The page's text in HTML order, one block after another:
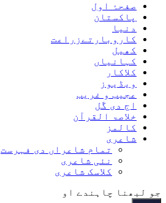
صفحۂ اول
پاکستان
دنیا
کاروبارتےزراعت
کھیل
کہانیاں
کلاکار
ویڈیوز
عجیب و غریب
اج دی گَل
خلاصۃ القرآن
کالمز
شاعری
تمام شاعراں دی فہرست
نئی شاعری
کلاسک شاعری
جو لبھنا چاہندے او